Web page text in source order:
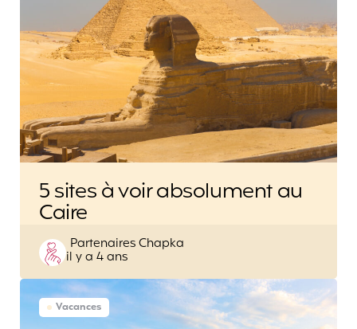
5 sites à voir absolument au
Caire
Posted
by
Partenaires Chapka
il y a 4 ans
Vacances